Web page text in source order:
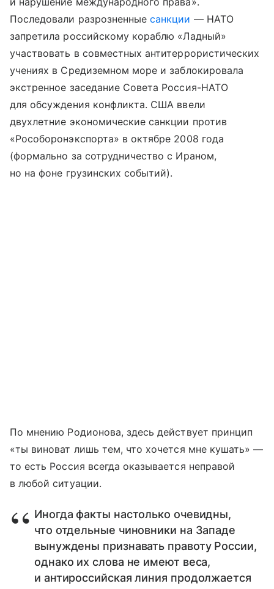
Последовали разрозненныесанкции — НАТО
запретила российскому кораблю «Ладный»
участвовать в совместных антитеррористических
учениях в Средиземном море и заблокировала
экстренное заседание Совета Россия-НАТО
для обсуждения конфликта. США ввели
двухлетние экономические санкции против
«Рособоронэкспорта» в октябре 2008 года
(формально за сотрудничество с Ираном,
но на фоне грузинских событий).
По мнению Родионова, здесь действует принцип
«ты виноват лишь тем, что хочется мне кушать» —
то есть Россия всегда оказывается неправой
в любой ситуации.
Иногда факты настолько очевидны,
что отдельные чиновники на Западе
вынуждены признавать правоту России,
однако их слова не имеют веса,
и антироссийская линия продолжается